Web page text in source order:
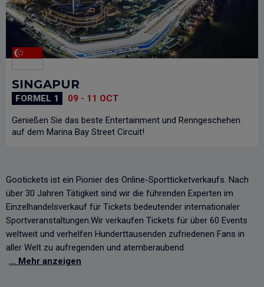
SINGAPUR
FORMEL 1 09 - 11 OCT
Genießen Sie das beste Entertainment und Renngeschehen
auf dem Marina Bay Street Circuit!
Gootickets ist ein Pionier des Online-Sportticketverkaufs. Nach
über 30 Jahren Tätigkeit sind wir die führenden Experten im
Einzelhandelsverkauf für Tickets bedeutender internationaler
Sportveranstaltungen.Wir verkaufen Tickets für über 60 Events
weltweit und verhelfen Hunderttausenden zufriedenen Fans in
aller Welt zu aufregenden und atemberaubend
... Mehr anzeigen